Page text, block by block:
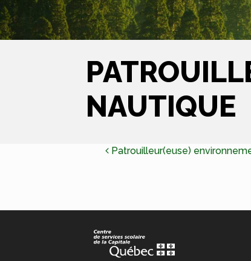
NAUTIQUE
L’ARTICLE
Patrouilleur(euse)